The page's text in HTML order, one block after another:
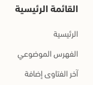
القائمة الرئيسية
الرئيسية
الفهرس الموضوعي
آخر الفتاوى إضافة